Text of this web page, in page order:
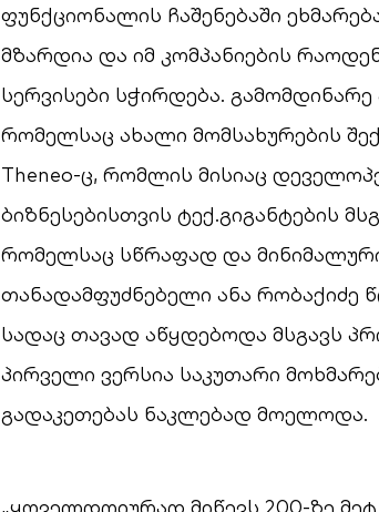
ფუნქციონალის ჩაშენებაში
მზარდია და იმ კომპანიების
სერვისები სჭირდება. გამომდინარე
რომელსაც ახალი მომსახურების
Theneo-ც, რომლის მისიაც
ბიზნესებისთვის ტექ.გიგანტების
რომელსაც სწრაფად და მინიმალური
თანადამფუძნებელი ანა რობაქიძე
სადაც თავად აწყდებოდა მსგავს
პირველი ვერსია საკუთარი
გადაკეთებას ნაკლებად მოელოდა.
„ყოველდღიურად მიწევს 200-ზე